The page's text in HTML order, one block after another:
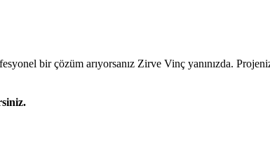
bir çözüm arıyorsanız Zirve Vinç yanınızda.